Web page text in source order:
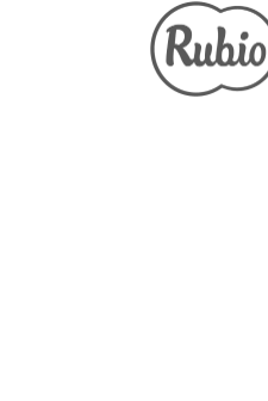
och paprikaextrakt)].
och skyddat från ljus.
öppnande och konsumeras inom 3